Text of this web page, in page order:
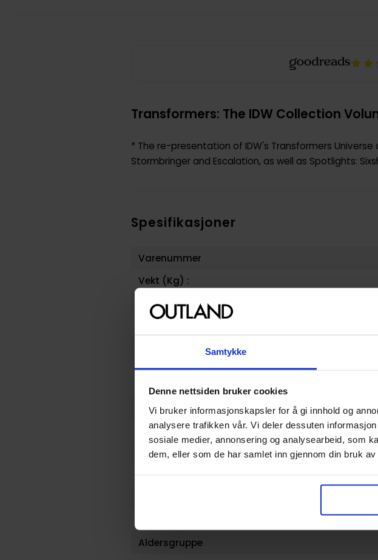
Samtykke
Denne nettsiden bruker cookies
Vi bruker informasjonskapsler for å gi innhold og
analysere trafikken vår. Vi deler dessuten
sosiale medier, annonsering og analysearbeid, som
dem, eller som de har samlet inn gjennom din bruk
Transformers: The IDW Collection
* The re-presentation of IDW's Transformers
Stormbringer and Escalation, as well as Spotlights:
Spesifikasjoner
Varenummer
Vekt (Kg) :
Opprinnelsesland :
Forfatter
Sjanger
Illustratør
Antall Sider
Aldersgruppe